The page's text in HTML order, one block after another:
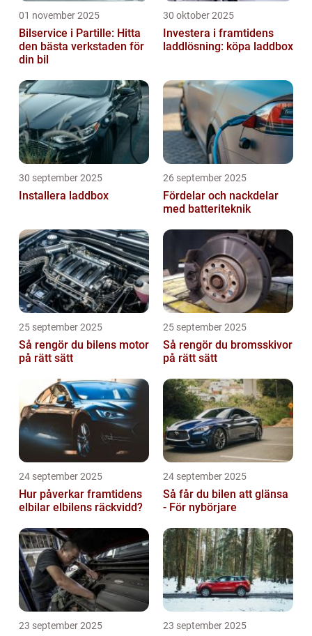
01 november 2025
Bilservice i Partille: Hitta
den bästa verkstaden för
din bil
30 oktober 2025
Investera i framtidens
laddlösning: köpa laddbox
30 september 2025
Installera laddbox
26 september 2025
Fördelar och nackdelar
med batteriteknik
25 september 2025
Så rengör du bilens motor
på rätt sätt
25 september 2025
Så rengör du bromsskivor
på rätt sätt
24 september 2025
Hur påverkar framtidens
elbilar elbilens räckvidd?
24 september 2025
Så får du bilen att glänsa
- För nybörjare
23 september 2025 23 september 2025